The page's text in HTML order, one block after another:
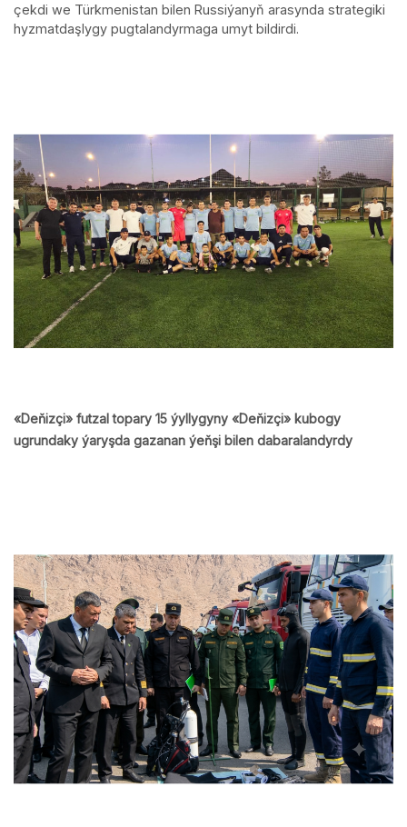
çekdi we Türkmenistan bilen Russiýanyň arasynda strategiki
hyzmatdaşlygy pugtalandyrmaga umyt bildirdi.
«Deňizçi» futzal topary 15 ýyllygyny «Deňizçi» kubogy
ugrundaky ýaryşda gazanan ýeňşi bilen dabaralandyrdy